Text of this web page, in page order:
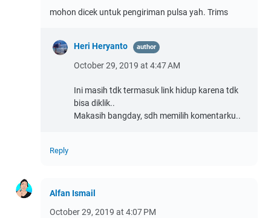
mohon dicek untuk pengiriman pulsa yah. Trims
Heri Heryanto
October 29, 2019 at 4:47 AM
Ini masih tdk termasuk link hidup karena tdk
bisa diklik..
Makasih bangday, sdh memilih komentarku..
Reply
Alfan Ismail
October 29, 2019 at 4:07 PM